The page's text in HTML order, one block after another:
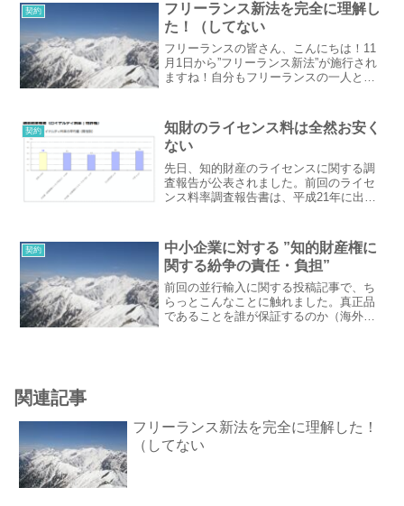
契約
フリーランス新法を完全に理解し
た！（してない
フリーランスの皆さん、こんにちは！11
月1日から”フリーランス新法”が施行され
ますね！自分もフリーランスの一人とし
ワーキングスペースで、弁護士さんが”フ
リーランス新法”...
契約
知財のライセンス料は全然お安く
ない
先日、知的財産のライセンスに関する調
査報告が公表されました。前回のライセ
ンス料率調査報告書は、平成21年に出さ
今回の調査結果をざっと見ると、ライセ
ンス料率（正味販売...
契約
中小企業に対する ”知的財産権に
関する紛争の責任・負担”
前回の並行輸入に関する投稿記事で、ち
らっとこんなことに触れました。真正品
であることを誰が保証するのか（海外の
関連記事
フリーランス新法を完全に理解した！
（してない